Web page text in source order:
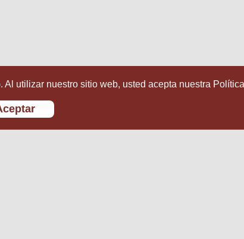
utilizar nuestro sitio web, usted acepta nuestra